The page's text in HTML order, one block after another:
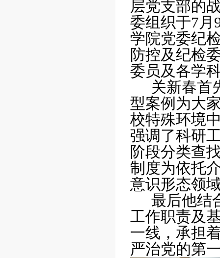
层党支部的
委组织于7月
学院党委纪
防控及纪检
委员及各学
关新春首
型案例为大
校特殊环境
强调了科研
阶段分类查
制度为依托
意识形态领
最后他结
工作职责及
一线，承担
严治党的第